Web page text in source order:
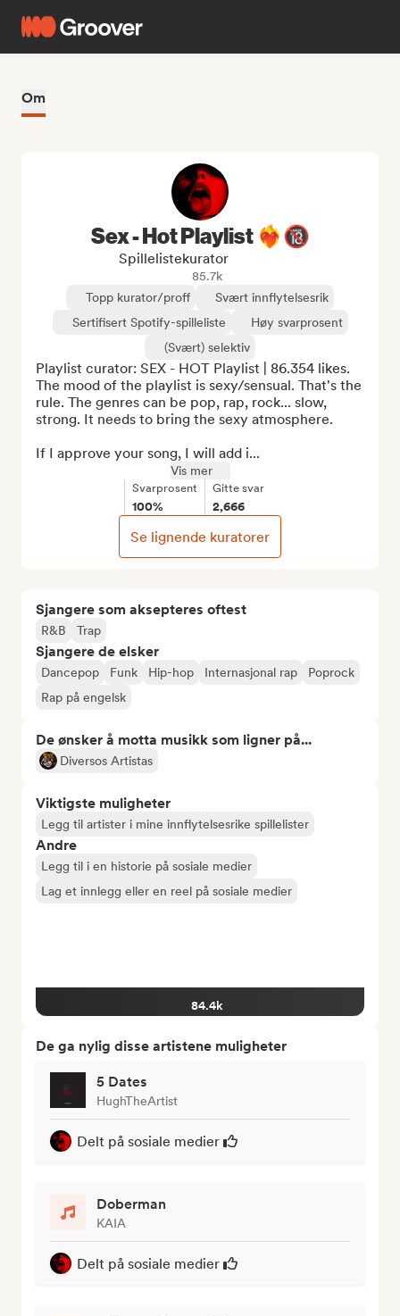
Om
Sjangere som aksepteres oftest
R&B Trap
Sjangere de elsker
Dancepop Funk Hip-hop Internasjonal rap
Poprock
Rap på engelsk
De ønsker å motta musikk som ligner på...
Diversos Artistas
Viktigste muligheter
Legg til artister i mine innflytelsesrike spillelister
Andre
Legg til i en historie på sosiale medier
Lag et innlegg eller en reel på sosiale medier
84.4k
De ga nylig disse artistene muligheter
5 Dates
HughTheArtist
Delt på sosiale medier
Doberman
KAIA
Delt på sosiale medier
Sex - Hot Playlist ❤️‍🔥🔞
Spillelistekurator
85.7k
Topp kurator/proff
Svært innflytelsesrik
Sertifisert Spotify-spilleliste
Høy svarprosent
(Svært) selektiv
Playlist curator: SEX - HOT Playlist | 86.354 likes.
The mood of the playlist is sexy/sensual. That's the
rule. The genres can be pop, rap, rock... slow,
strong. It needs to bring the sexy atmosphere.
If I approve your song, I will add i...
Vis mer
Svarprosent
100%
Gitte svar
2,666
Se lignende kuratorer